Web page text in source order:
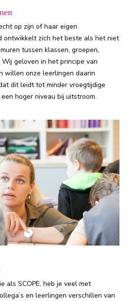
op zijn of haar eigen
ontwikkelt zich het beste als het niet
tussen klassen, groepen,
geloven in het principe van
willen onze leerlingen daarin
dit leidt tot minder vroegtijdige
hoger niveau bij uitstroom.
als SCOPE, heb je veel met
en leerlingen verschillen van